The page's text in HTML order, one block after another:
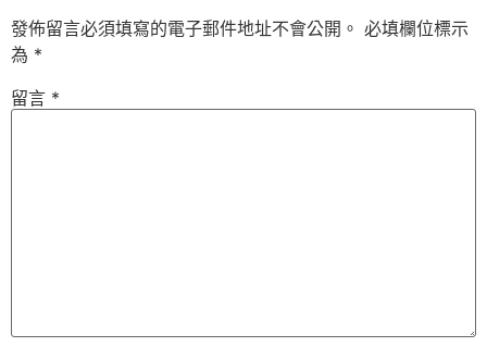
發佈留言必須填寫的電子郵件地址不會公開。 必填欄位標示
為 *
留言 *